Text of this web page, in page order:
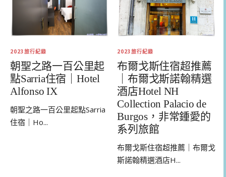
2023旅行紀錄
朝聖之路一百公里起
點Sarria住宿｜Hotel
Alfonso IX
朝聖之路一百公里起點Sarria
住宿｜Ho...
2023旅行紀錄
布爾戈斯住宿超推薦
｜布爾戈斯諾翰精選
酒店Hotel NH
Collection Palacio de
Burgos，非常鍾愛的
系列旅館
布爾戈斯住宿超推薦｜布爾戈
斯諾翰精選酒店H...